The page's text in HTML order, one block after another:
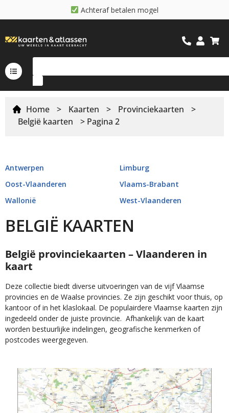
Achteraf betalen mogel
Home > Kaarten > Provinciekaarten
>
België kaarten
> Pagina 2
Antwerpen
Limburg
Oost-Vlaanderen
Vlaams-Brabant
Wallonië
West-Vlaanderen
BELGIË KAARTEN
België provinciekaarten – Vlaanderen in
kaart
Deze collectie biedt diverse uitvoeringen van de vijf Vlaamse
provincies en de Waalse provincies. Ze zijn geschikt voor thuis, op
kantoor of in het klaslokaal. De populairdere Vlaamse kaarten zijn
ingedeeld onder de juiste provincie. Afhankelijk van de kaart
worden bestuurlijke indelingen, geografische kenmerken of
postcodes weergegeven.